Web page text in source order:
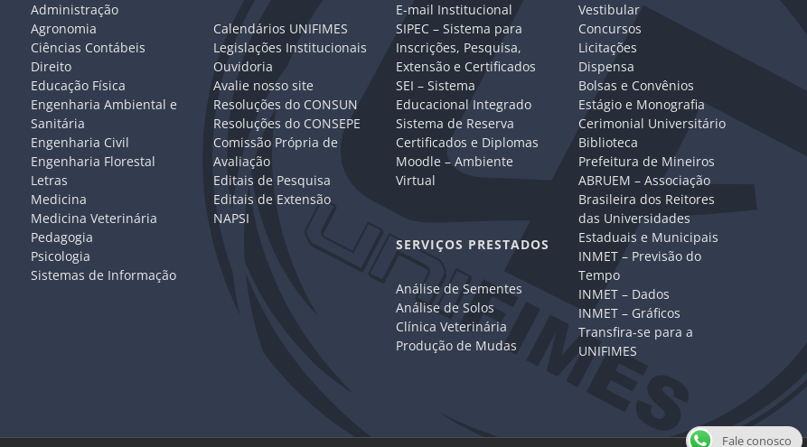
Administração
Agronomia
Ciências Contábeis
Direito
Educação Física
Engenharia Ambiental e
Sanitária
Engenharia Civil
Engenharia Florestal
Letras
Medicina
Medicina Veterinária
Pedagogia
Psicologia
Sistemas de Informação
Calendários UNIFIMES
Legislações Institucionais
Ouvidoria
Avalie nosso site
Resoluções do CONSUN
Resoluções do CONSEPE
Comissão Própria de
Avaliação
Editais de Pesquisa
Editais de Extensão
NAPSI
E-mail Institucional
SIPEC – Sistema para
Inscrições, Pesquisa,
Extensão e Certificados
SEI – Sistema
Educacional Integrado
Sistema de Reserva
Certificados e Diplomas
Moodle – Ambiente
Virtual
SERVIÇOS PRESTADOS
Análise de Sementes
Análise de Solos
Clínica Veterinária
Produção de Mudas
Vestibular
Concursos
Licitações
Dispensa
Bolsas e Convênios
Estágio e Monografia
Cerimonial Universitário
Biblioteca
Prefeitura de Mineiros
ABRUEM – Associação
Brasileira dos Reitores
das Universidades
Estaduais e Municipais
INMET – Previsão do
Tempo
INMET – Dados
INMET – Gráficos
Transfira-se para a
UNIFIMES
Fale conosco